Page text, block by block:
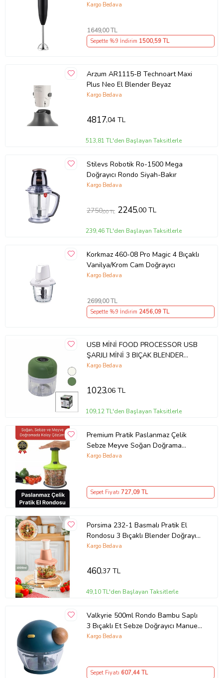
Ürün Kodu:
kcm91719498
Kargo Bedava
1649,00 TL
Sepette %9 İndirim 1500,59 TL
Arzum AR1115-B Technoart Maxi
Plus Neo El Blender Beyaz
Kargo Bedava
4817,04 TL
513,81 TL'den Başlayan Taksitlerle
Stilevs Robotik Ro-1500 Mega
Doğrayıcı Rondo Siyah-Bakır
Kargo Bedava
2750,00 TL 2245,00 TL
239,46 TL'den Başlayan Taksitlerle
Korkmaz 460-08 Pro Magic 4 Bıçaklı
Vanilya/Krom Cam Doğrayıcı
Kargo Bedava
2699,00 TL
Sepette %9 İndirim 2456,09 TL
USB MİNİ FOOD PROCESSOR USB
ŞARJLI MİNİ 3 BIÇAK BLENDER
RONDO DOĞRAYICI 250ML - 45W
Kargo Bedava
1023,06 TL
109,12 TL'den Başlayan Taksitlerle
Premium Pratik Paslanmaz Çelik
Sebze Meyve Soğan Doğrama
Bıçaklı Üstten Basmalı El Rondosu
Kargo Bedava
Sepet Fiyatı 727,09 TL
Porsima 232-1 Basmalı Pratik El
Rondosu 3 Bıçaklı Blender Doğrayıcı
1000ml Pembe
Kargo Bedava
460,37 TL
49,10 TL'den Başlayan Taksitlerle
Valkyrie 500ml Rondo Bambu Saplı
3 Bıçaklı Et Sebze Doğrayıcı Manuel
El Rondosu Mavi
Kargo Bedava
Sepet Fiyatı 607,44 TL